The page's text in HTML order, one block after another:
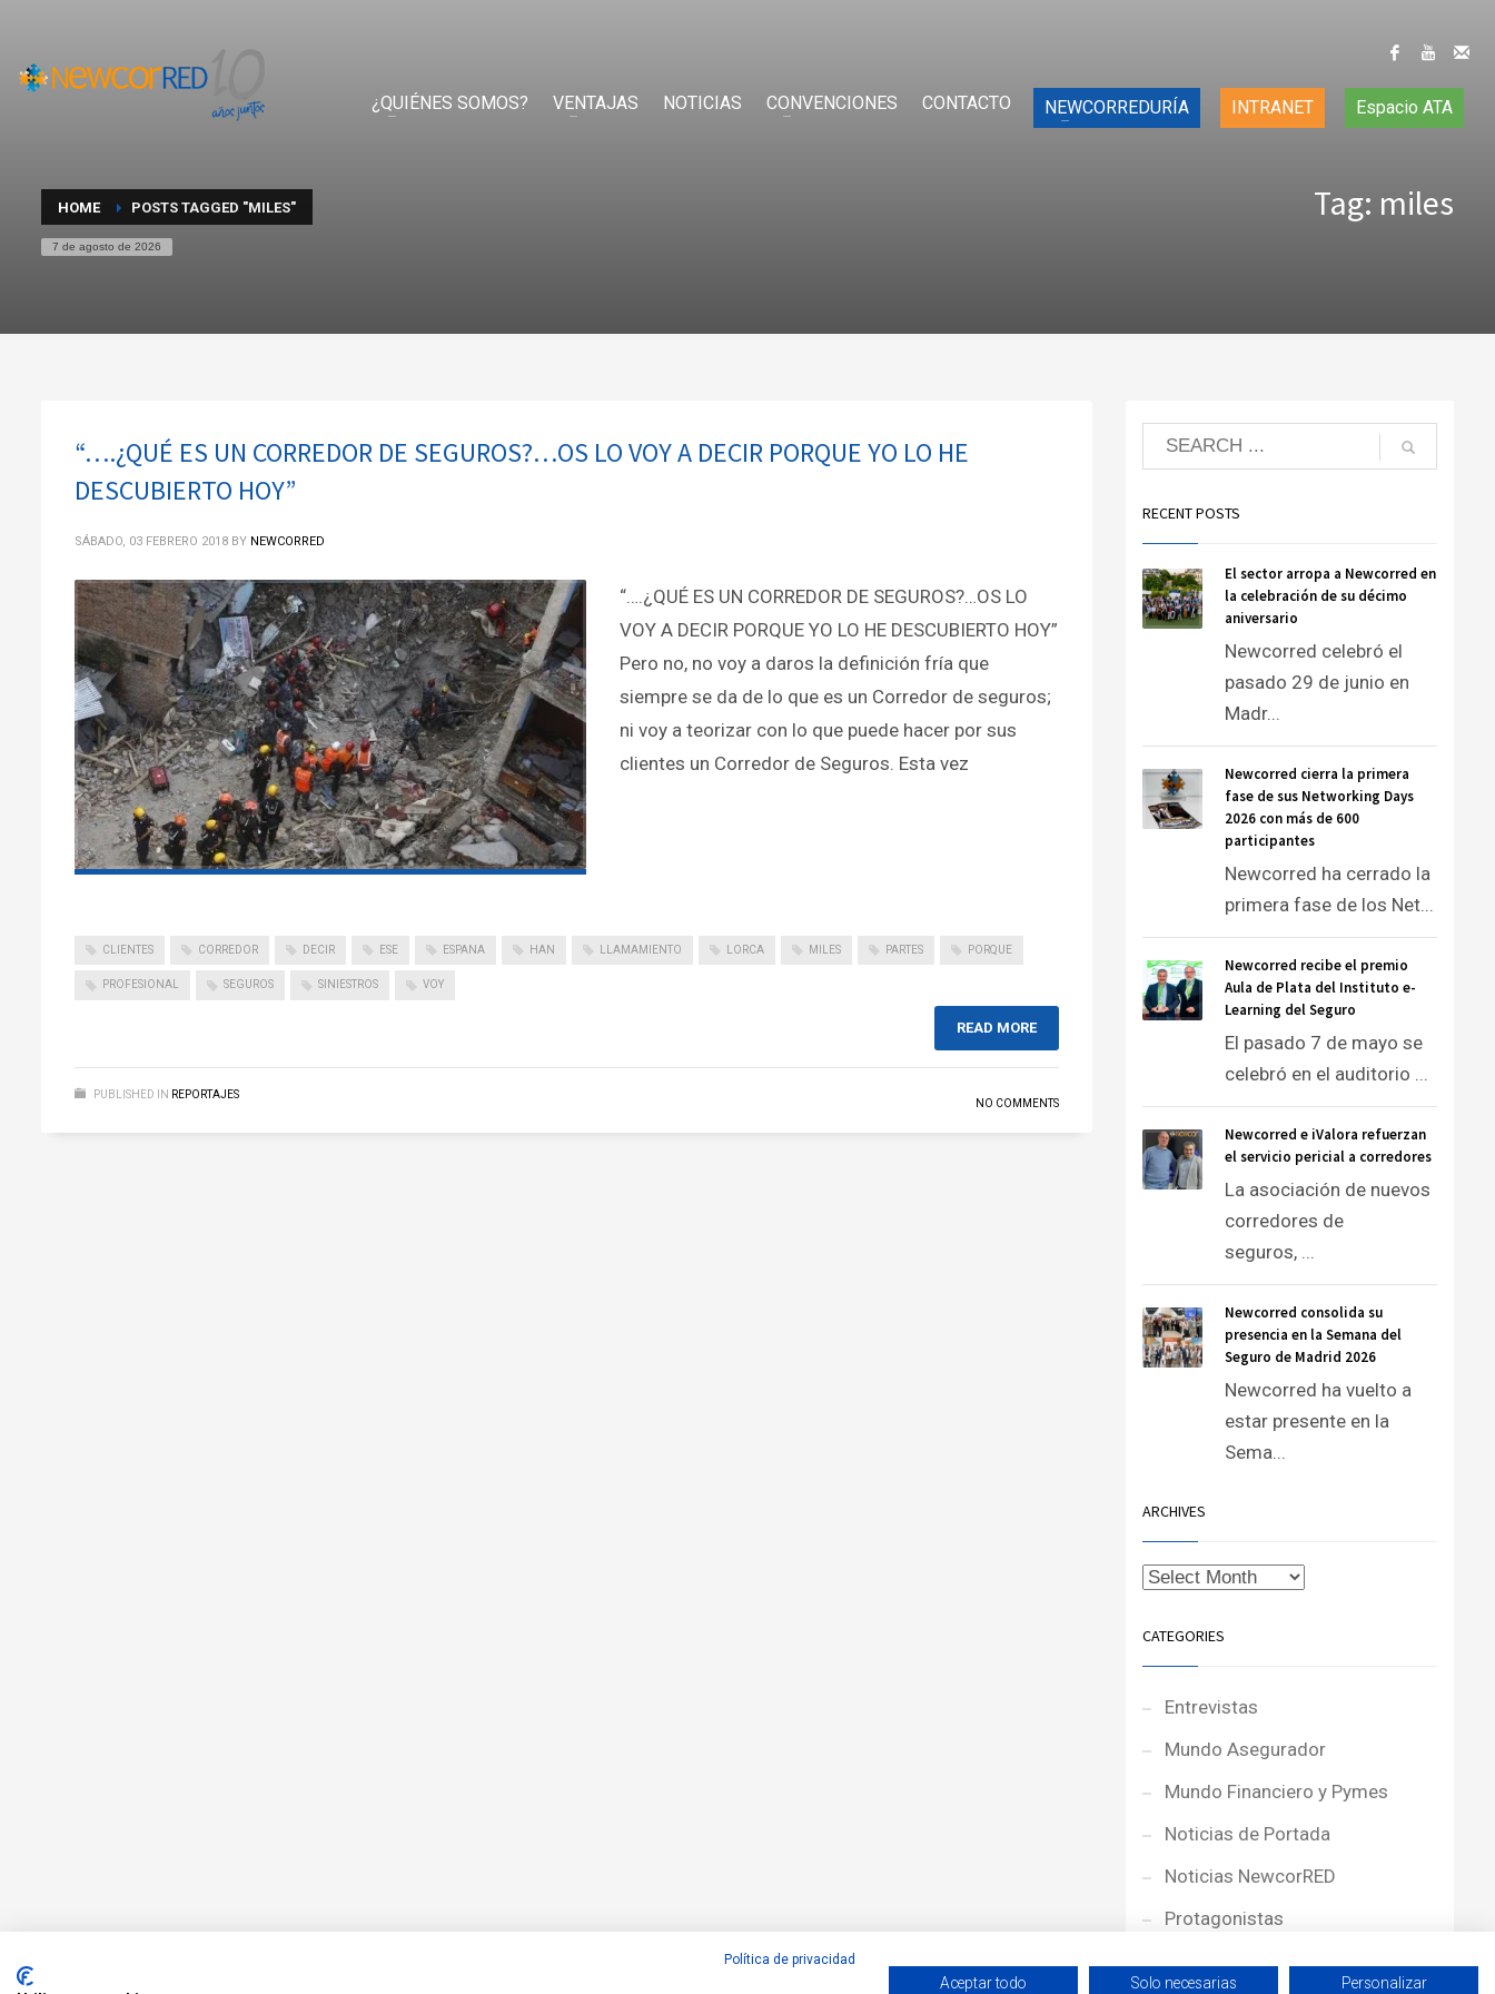
¿QUIÉNES SOMOS? VENTAJAS NOTICIAS CONVENCIONES CONTACTO NEWCORREDURÍA INTRANET Espacio ATA
HOME POSTS TAGGED "MILES"
7 de agosto de 2026
Tag: miles
“….¿QUÉ ES UN CORREDOR DE SEGUROS?…OS LO VOY A DECIR PORQUE YO LO HE
DESCUBIERTO HOY”
SÁBADO, 03 FEBRERO 2018 BY NEWCORRED
“….¿QUÉ ES UN CORREDOR DE SEGUROS?…OS LO
VOY A DECIR PORQUE YO LO HE DESCUBIERTO HOY”
Pero no, no voy a daros la definición fría que
siempre se da de lo que es un Corredor de seguros;
ni voy a teorizar con lo que puede hacer por sus
clientes un Corredor de Seguros. Esta vez
CLIENTES CORREDOR DECIR ESE ESPANA HAN LLAMAMIENTO LORCA MILES PARTES PORQUE
PROFESIONAL SEGUROS SINIESTROS VOY
READ MORE
PUBLISHED IN REPORTAJES
NO COMMENTS
RECENT POSTS
El sector arropa a Newcorred en
la celebración de su décimo
aniversario
Newcorred celebró el
pasado 29 de junio en
Madr...
Newcorred cierra la primera
fase de sus Networking Days
2026 con más de 600
participantes
Newcorred ha cerrado la
primera fase de los Net...
Newcorred recibe el premio
Aula de Plata del Instituto e-
Learning del Seguro
El pasado 7 de mayo se
celebró en el auditorio ...
Newcorred e iValora refuerzan
el servicio pericial a corredores
La asociación de nuevos
corredores de
seguros, ...
Newcorred consolida su
presencia en la Semana del
Seguro de Madrid 2026
Newcorred ha vuelto a
estar presente en la
Sema...
ARCHIVES
CATEGORIES
Entrevistas
Mundo Asegurador
Mundo Financiero y Pymes
Noticias de Portada
Noticias NewcorRED
Protagonistas
Reportajes
Política de privacidad
Aceptar todo Solo necesarias Personalizar